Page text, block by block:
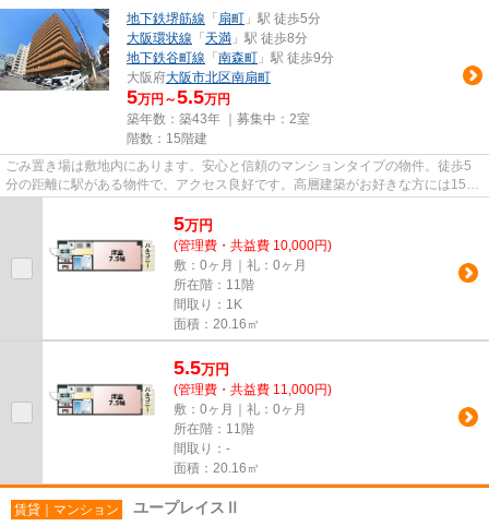
地下鉄堺筋線 「 扇町 」駅 徒歩5分
大阪環状線 「 天満 」駅 徒歩8分
地下鉄谷町線 「 南森町 」駅 徒歩9分
大阪府大阪市北区南扇町
5万円～5.5万円
築年数：築43年 ｜募集中： 2室
階数：15階建
ごみ置き場は敷地内にあります。安心と信頼のマンションタイプの物件。徒歩5
分の距離に駅がある物件で、アクセス良好です。高層建築がお好きな方には15階
5万円
(管理費・共益費 10,000円)
敷：0ヶ月｜礼：0ヶ月
所在階：11階
間取り：1K
面積：20.16㎡
5.5万円
(管理費・共益費 11,000円)
敷：0ヶ月｜礼：0ヶ月
所在階：11階
間取り：-
面積：20.16㎡
賃貸｜マンション ユープレイスⅡ